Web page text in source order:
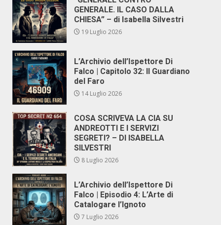
GENERALE. IL CASO DALLA
CHIESA” – di Isabella Silvestri
19 Luglio 2026
L’Archivio dell’Ispettore Di
Falco | Capitolo 32: Il Guardiano
del Faro
14 Luglio 2026
COSA SCRIVEVA LA CIA SU
ANDREOTTI E I SERVIZI
SEGRETI? – DI ISABELLA
SILVESTRI
8 Luglio 2026
L’Archivio dell’Ispettore Di
Falco | Episodio 4: L’Arte di
Catalogare l’Ignoto
7 Luglio 2026